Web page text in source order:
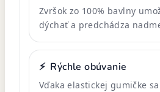
Zvršok zo 100% bavlny
dýchať a predchádza
⚡ Rýchle obúvanie
Vďaka elastickej gumičke